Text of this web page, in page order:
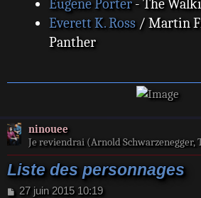
Eugene Porter- The
Everett K. Ross/ Martin
Panther
ninouee
Je reviendrai (Arnold Schwarzenegger,
Liste des personnages
M
27 juin 2015 10:19